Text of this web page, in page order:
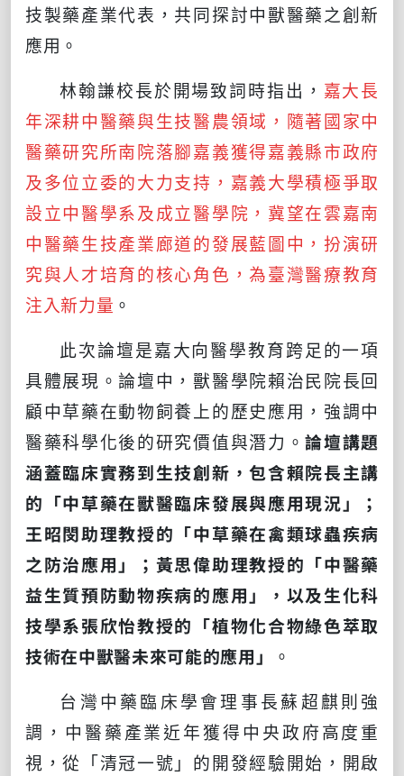
技製藥產業代表，共同探討中獸醫藥之創新
應用。
林翰謙校長於開場致詞時指出， 嘉大長
年深耕中醫藥與生技醫農領域，隨著國家中
醫藥研究所南院落腳嘉義獲得嘉義縣市政府
及多位立委的大力支持，嘉義大學積極爭取
設立中醫學系及成立醫學院，冀望在雲嘉南
中醫藥生技產業廊道的發展藍圖中，扮演研
究與人才培育的核心角色，為臺灣醫療教育
注入新力量 。
此次論壇是嘉大向醫學教育跨足的一項
具體展現。論壇中，獸醫學院賴治民院長回
顧中草藥在動物飼養上的歷史應用，強調中
醫藥科學化後的研究價值與潛力。論壇講題
涵蓋臨床實務到生技創新，包含賴院長主講
的「中草藥在獸醫臨床發展與應用現況」；
王昭閔助理教授的「中草藥在禽類球蟲疾病
之防治應用」；黃思偉助理教授的「中醫藥
益生質預防動物疾病的應用」，以及生化科
技學系張欣怡教授的「植物化合物綠色萃取
技術在中獸醫未來可能的應用」
。
台灣中藥臨床學會理事長蘇超麒則強
調，中醫藥產業近年獲得中央政府高度重
視，從「清冠一號」的開發經驗開始，開啟